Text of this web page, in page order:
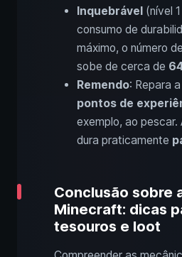
Inquebrável (nível
consumo de
máximo, o número
sobe de cerca de
Remendo: Repara
pontos de
exemplo, ao pescar.
dura praticamente
Conclusão sobre
Minecraft: dicas
tesouros e loot